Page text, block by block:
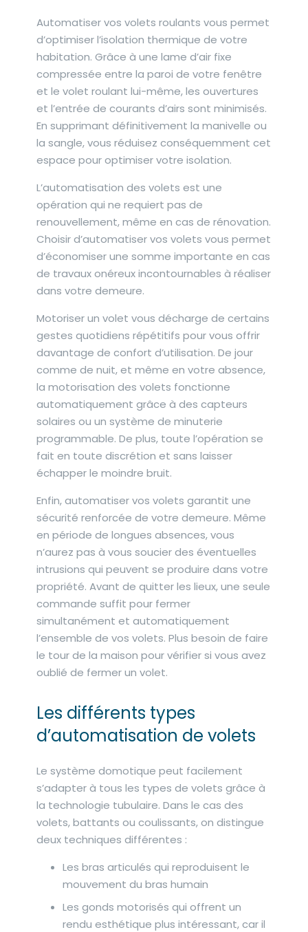
Automatiser vos volets roulants vous permet
d’optimiser l’isolation thermique de votre
habitation. Grâce à une lame d’air fixe
compressée entre la paroi de votre fenêtre
et le volet roulant lui-même, les ouvertures
et l’entrée de courants d’airs sont minimisés.
En supprimant définitivement la manivelle ou
la sangle, vous réduisez conséquemment cet
espace pour optimiser votre isolation.
L’automatisation des volets est une
opération qui ne requiert pas de
renouvellement, même en cas de rénovation.
Choisir d’automatiser vos volets vous permet
d’économiser une somme importante en cas
de travaux onéreux incontournables à réaliser
dans votre demeure.
Motoriser un volet vous décharge de certains
gestes quotidiens répétitifs pour vous offrir
davantage de confort d’utilisation. De jour
comme de nuit, et même en votre absence,
la motorisation des volets fonctionne
automatiquement grâce à des capteurs
solaires ou un système de minuterie
programmable. De plus, toute l’opération se
fait en toute discrétion et sans laisser
échapper le moindre bruit.
Enfin, automatiser vos volets garantit une
sécurité renforcée de votre demeure. Même
en période de longues absences, vous
n’aurez pas à vous soucier des éventuelles
intrusions qui peuvent se produire dans votre
propriété. Avant de quitter les lieux, une seule
commande suffit pour fermer
simultanément et automatiquement
l’ensemble de vos volets. Plus besoin de faire
le tour de la maison pour vérifier si vous avez
oublié de fermer un volet.
Les différents types
d’automatisation de volets
Le système domotique peut facilement
s’adapter à tous les types de volets grâce à
la technologie tubulaire. Dans le cas des
volets, battants ou coulissants, on distingue
deux techniques différentes :
Les bras articulés qui reproduisent le
mouvement du bras humain
Les gonds motorisés qui offrent un
rendu esthétique plus intéressant, car il